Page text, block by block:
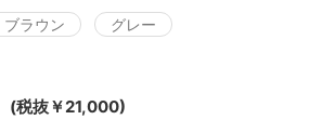
ブラウン グレー
(税抜￥21,000)